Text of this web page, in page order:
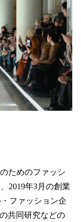
ためのファッシ
2019年3月の創業
ファッション企
共同研究などの